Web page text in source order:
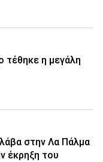
τέθηκε η μεγάλη
στην Λα Πάλμα
έκρηξη του